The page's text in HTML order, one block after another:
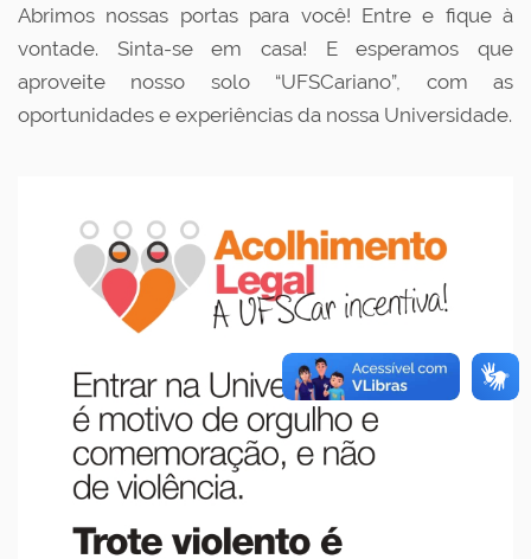
Abrimos nossas portas para você! Entre e fique à
vontade. Sinta-se em casa! E esperamos que
aproveite nosso solo “UFSCariano”, com as
oportunidades e experiências da nossa Universidade.